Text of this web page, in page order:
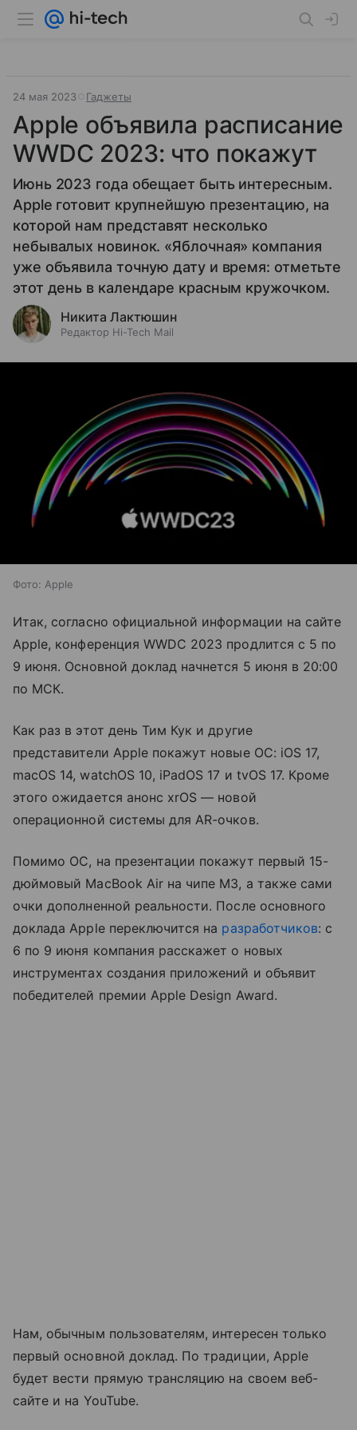
24 мая 2023 Гаджеты
Apple объявила расписание
WWDC 2023: что покажут
Июнь 2023 года обещает быть интересным.
Apple готовит крупнейшую презентацию, на
которой нам представят несколько
небывалых новинок. «Яблочная» компания
уже объявила точную дату и время: отметьте
этот день в календаре красным кружочком.
Никита Лактюшин
Редактор Hi-Tech Mail
Фото: Apple
Итак, согласно официальной информации на сайте
Apple, конференция WWDC 2023 продлится с 5 по
9 июня. Основной доклад начнется 5 июня в 20:00
по МСК.
Как раз в этот день Тим Кук и другие
представители Apple покажут новые ОС: iOS 17,
macOS 14, watchOS 10, iPadOS 17 и tvOS 17. Кроме
этого ожидается анонс xrOS — новой
операционной системы для AR-очков.
Помимо ОС, на презентации покажут первый 15-
дюймовый MacBook Air на чипе M3, а также сами
очки дополненной реальности. После основного
доклада Apple переключится на разработчиков: с
6 по 9 июня компания расскажет о новых
инструментах создания приложений и объявит
победителей премии Apple Design Award.
Нам, обычным пользователям, интересен только
первый основной доклад. По традиции, Apple
будет вести прямую трансляцию на своем веб-
сайте и на YouTube.